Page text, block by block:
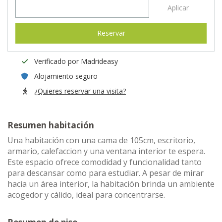
Aplicar
Reservar
Verificado por Madrideasy
Alojamiento seguro
¿Quieres reservar una visita?
Resumen habitación
Una habitación con una cama de 105cm, escritorio,
armario, calefaccion y una ventana interior te espera.
Este espacio ofrece comodidad y funcionalidad tanto
para descansar como para estudiar. A pesar de mirar
hacia un área interior, la habitación brinda un ambiente
acogedor y cálido, ideal para concentrarse.